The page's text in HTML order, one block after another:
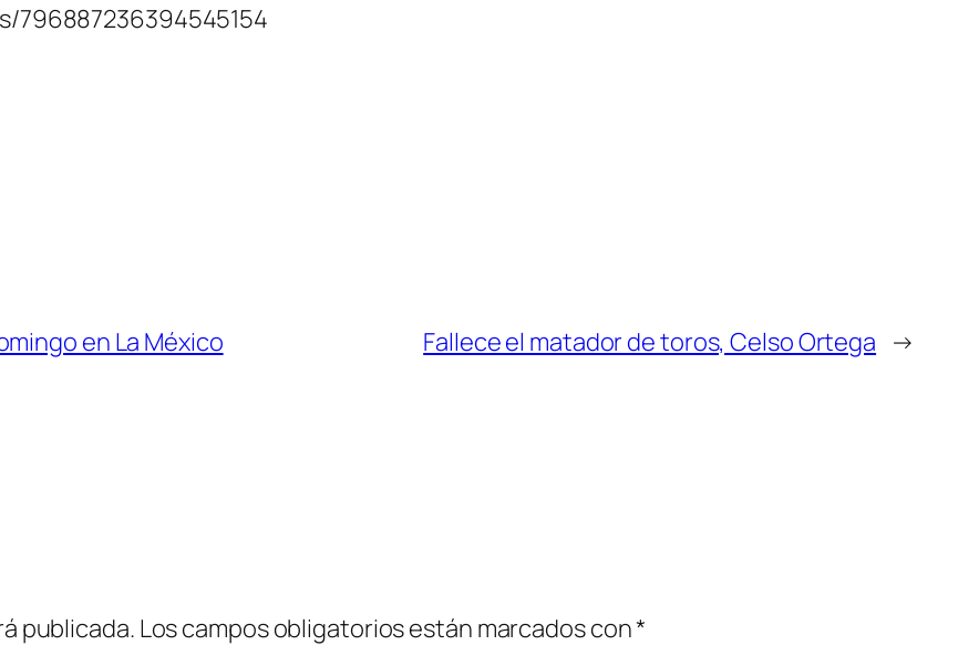
796887236394545154
en La México Fallece el matador de toros, Celso Ortega →
publicada. Los campos obligatorios están marcados con*